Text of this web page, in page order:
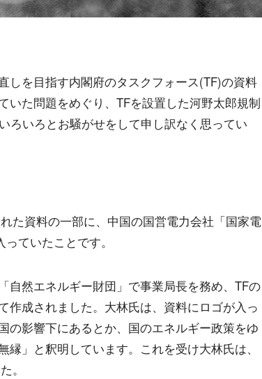
しを目指す内閣府のタスクフォース(TF)の資料
いた問題をめぐり、TFを設置した河野太郎規制
ろいろとお騒がせをして申し訳なく思ってい
た資料の一部に、中国の国営電力会社「国家電
ていたことです。
自然エネルギー財団」で事業局長を務め、TFの
作成されました。大林氏は、資料にロゴが入っ
の影響下にあるとか、国のエネルギー政策をゆ
」と釈明しています。これを受け大林氏は、
。